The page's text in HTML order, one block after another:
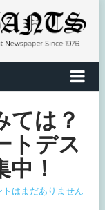
ては？
トデス
！
トはまだありません